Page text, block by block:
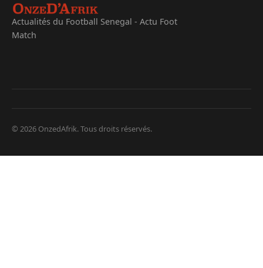
Actualités du Football Senegal - Actu Foot
Match
© 2026 OnzedAfrik. Tous droits réservés.